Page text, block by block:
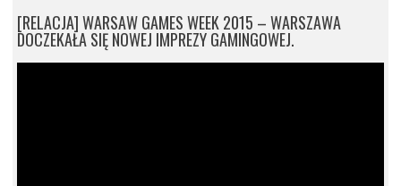
[RELACJA] WARSAW GAMES WEEK 2015 – WARSZAWA
DOCZEKAŁA SIĘ NOWEJ IMPREZY GAMINGOWEJ.